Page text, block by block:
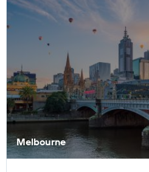
Melbourne